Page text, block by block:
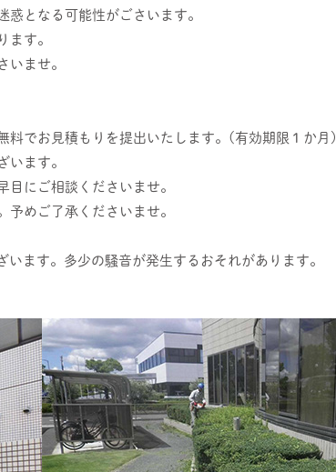
となる可能性がごさいます。
ます。
いませ。
でお見積もりを提出いたします。(有効期限１か月)
います。
にご相談くださいませ。
めご了承くださいませ。
ます。多少の騒音が発生するおそれがあります。